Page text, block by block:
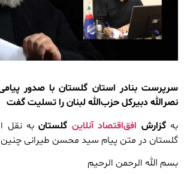
سرپرست بنادر استان گلستان با صدور
نصرالله دبیرکل حزب‌الله لبنان را تسلیت گفت
به گزارش افق‌اقتصاد آنلاین گلستانبه نقل
گلستان در متن پیام سید محسن طیرانی
بسم الله الرحمن الرحیم